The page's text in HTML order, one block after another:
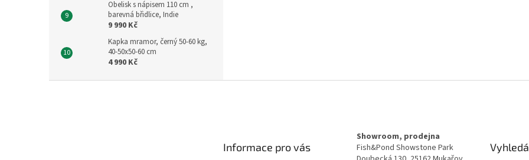
Obelisk s nápisem 110 cm ,
barevná břidlice, Indie
9 990 Kč
Kapka mramor, černý 50-60 kg,
40-50x50-60 cm
4 990 Kč
Informace pro vás
Showroom, prodejna
Fish&Pond Showstone Park